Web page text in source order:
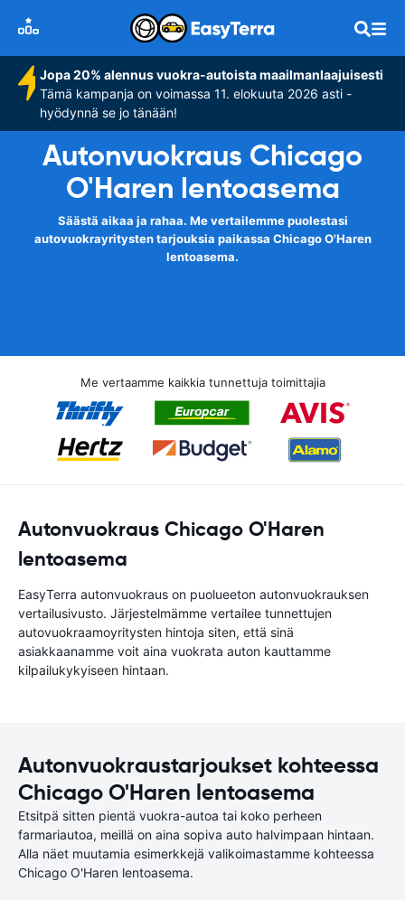
Jopa 20% alennus vuokra-autoista maailmanlaajuisesti
Tämä kampanja on voimassa 11. elokuuta 2026 asti -
hyödynnä se jo tänään!
Autonvuokraus Chicago
O'Haren lentoasema
Säästä aikaa ja rahaa. Me vertailemme puolestasi
autovuokrayritysten tarjouksia paikassa Chicago O'Haren
lentoasema.
Me vertaamme kaikkia tunnettuja toimittajia
Autonvuokraus Chicago O'Haren
lentoasema
EasyTerra autonvuokraus on puolueeton autonvuokrauksen
vertailusivusto. Järjestelmämme vertailee tunnettujen
autovuokraamoyritysten hintoja siten, että sinä
asiakkaanamme voit aina vuokrata auton kauttamme
kilpailukykyiseen hintaan.
Autonvuokraustarjoukset kohteessa
Chicago O'Haren lentoasema
Etsitpä sitten pientä vuokra-autoa tai koko perheen
farmariautoa, meillä on aina sopiva auto halvimpaan hintaan.
Alla näet muutamia esimerkkejä valikoimastamme kohteessa
Chicago O'Haren lentoasema.